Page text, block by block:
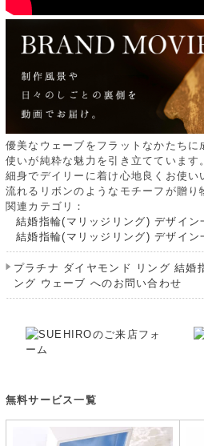
優美なウェーブをフラットなかたち
使いが純粋な魅力を引き立てています
細身でデイリーに着け心地良くお使い
流れるリボンのようなモチーフが贈り
関連カテゴリ：
結婚指輪(マリッジリング) デザイン
結婚指輪(マリッジリング) デザイン
プラチナ ダイヤモンド リング 結婚
ング ウェーブ へのお問い合わせ
無料サービス一覧